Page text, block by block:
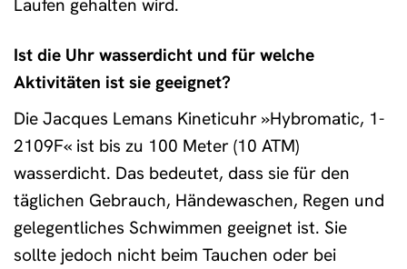
Laufen gehalten wird.
Ist die Uhr wasserdicht und für welche
Aktivitäten ist sie geeignet?
Die Jacques Lemans Kineticuhr »Hybromatic, 1-
2109F« ist bis zu 100 Meter (10 ATM)
wasserdicht. Das bedeutet, dass sie für den
täglichen Gebrauch, Händewaschen, Regen und
gelegentliches Schwimmen geeignet ist. Sie
sollte jedoch nicht beim Tauchen oder bei